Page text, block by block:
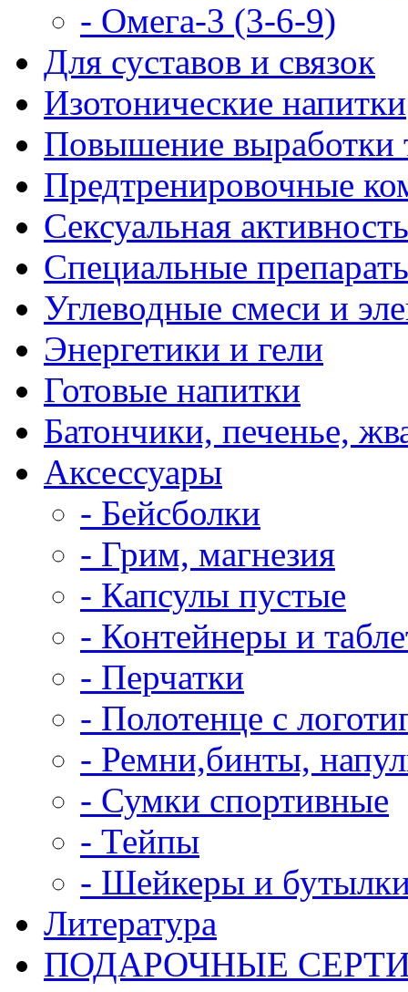
- Омега-3 (3-6-9)
Для суставов и связок
Изотонические напитки
Повышение выработки
Предтренировочные
Сексуальная активность
Специальные
Углеводные смеси и
Энергетики и гели
Готовые напитки
Батончики, печенье,
Аксессуары
- Бейсболки
- Грим, магнезия
- Капсулы пустые
- Контейнеры и
- Перчатки
- Полотенце с
- Ремни,бинты,
- Сумки спортивные
- Тейпы
- Шейкеры и
Литература
ПОДАРОЧНЫЕ